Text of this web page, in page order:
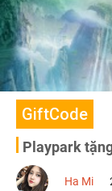
GiftCode
Playpark
Ha Mi